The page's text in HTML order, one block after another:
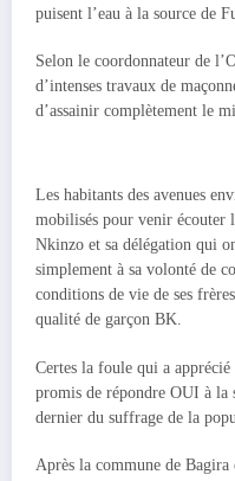
puisent l’eau à la source de
Selon le coordonnateur de
d’intenses travaux de
d’assainir complètement le
Les habitants des avenues
mobilisés pour venir écouter
Nkinzo et sa délégation qui
simplement à sa volonté de
conditions de vie de ses
qualité de garçon BK.
Certes la foule qui a
promis de répondre OUI à la
dernier du suffrage de la
Après la commune de